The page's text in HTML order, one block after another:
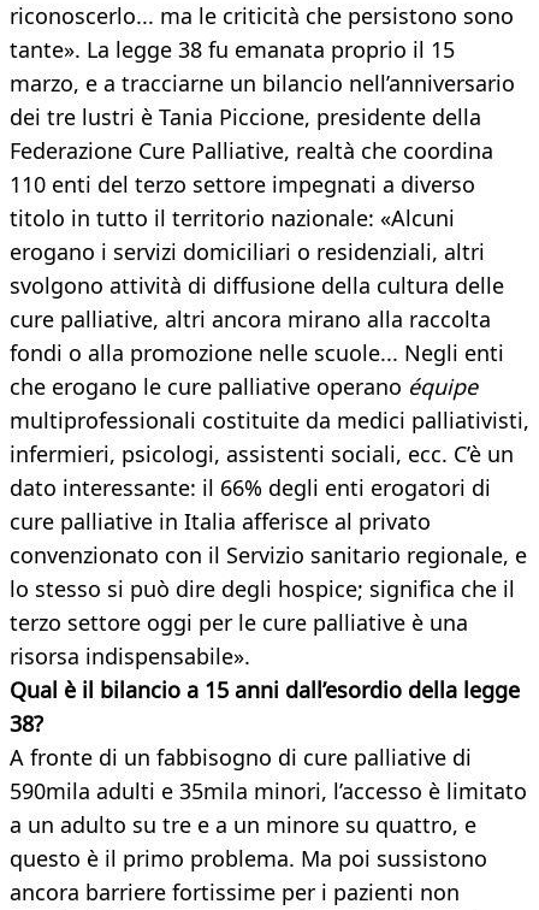
riconoscerlo... ma le criticità che persistono sono
tante». La legge 38 fu emanata proprio il 15
marzo, e a tracciarne un bilancio nell’anniversario
dei tre lustri è Tania Piccione, presidente della
Federazione Cure Palliative, realtà che coordina
110 enti del terzo settore impegnati a diverso
titolo in tutto il territorio nazionale: «Alcuni
erogano i servizi domiciliari o residenziali, altri
svolgono attività di diffusione della cultura delle
cure palliative, altri ancora mirano alla raccolta
fondi o alla promozione nelle scuole... Negli enti
che erogano le cure palliative operano équipe
multiprofessionali costituite da medici palliativisti,
infermieri, psicologi, assistenti sociali, ecc. C’è un
dato interessante: il 66% degli enti erogatori di
cure palliative in Italia afferisce al privato
convenzionato con il Servizio sanitario regionale, e
lo stesso si può dire degli hospice; significa che il
terzo settore oggi per le cure palliative è una
risorsa indispensabile».
Qual è il bilancio a 15 anni dall’esordio della legge
38?
A fronte di un fabbisogno di cure palliative di
590mila adulti e 35mila minori, l’accesso è limitato
a un adulto su tre e a un minore su quattro, e
questo è il primo problema. Ma poi sussistono
ancora barriere fortissime per i pazienti non